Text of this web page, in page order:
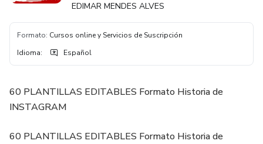
EDIMAR MENDES ALVES
Formato: Cursos online y Servicios de Suscripción
Idioma: Español
60 PLANTILLAS EDITABLES Formato Historia de
INSTAGRAM
60 PLANTILLAS EDITABLES Formato Historia de